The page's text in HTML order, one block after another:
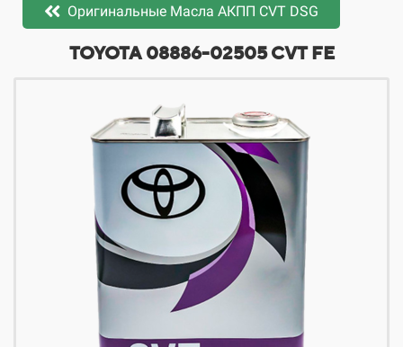
Оригинальные Масла АКПП CVT DSG
​​​​TOYOTA 08886-02505 CVT FE